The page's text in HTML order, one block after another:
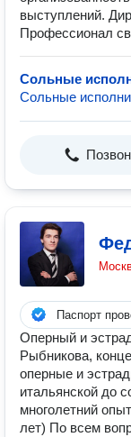
выступлений.
Профессионал
Сольные
Сольные
Паспорт
Оперный и
Рыбникова,
оперные и
итальянской до
многолетний
лет) По всем